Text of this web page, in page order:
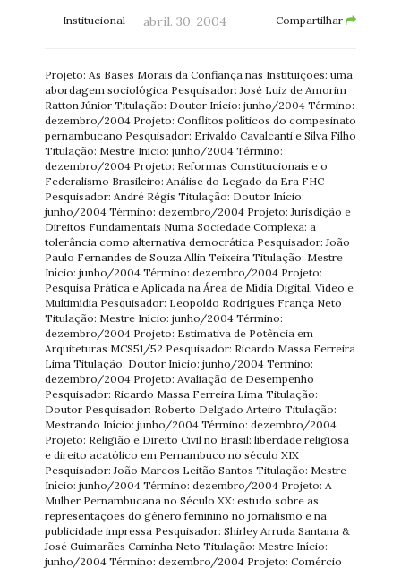
Institucional abril. 30, 2004 Compartilhar
Projeto: As Bases Morais da Confiança nas Instituições: uma
abordagem sociológica Pesquisador: José Luiz de Amorim
Ratton Júnior Titulação: Doutor Início: junho/2004 Término:
dezembro/2004 Projeto: Conflitos políticos do compesinato
pernambucano Pesquisador: Erivaldo Cavalcanti e Silva Filho
Titulação: Mestre Início: junho/2004 Término:
dezembro/2004 Projeto: Reformas Constitucionais e o
Federalismo Brasileiro: Análise do Legado da Era FHC
Pesquisador: André Régis Titulação: Doutor Início:
junho/2004 Término: dezembro/2004 Projeto: Jurisdição e
Direitos Fundamentais Numa Sociedade Complexa: a
tolerância como alternativa democrática Pesquisador: João
Paulo Fernandes de Souza Allin Teixeira Titulação: Mestre
Início: junho/2004 Término: dezembro/2004 Projeto:
Pesquisa Prática e Aplicada na Área de Mídia Digital, Vídeo e
Multimídia Pesquisador: Leopoldo Rodrigues França Neto
Titulação: Mestre Início: junho/2004 Término:
dezembro/2004 Projeto: Estimativa de Potência em
Arquiteturas MCS51/52 Pesquisador: Ricardo Massa Ferreira
Lima Titulação: Doutor Início: junho/2004 Término:
dezembro/2004 Projeto: Avaliação de Desempenho
Pesquisador: Ricardo Massa Ferreira Lima Titulação:
Doutor Pesquisador: Roberto Delgado Arteiro Titulação:
Mestrando Início: junho/2004 Término: dezembro/2004
Projeto: Religião e Direito Civil no Brasil: liberdade religiosa
e direito acatólico em Pernambuco no século XIX
Pesquisador: João Marcos Leitão Santos Titulação: Mestre
Início: junho/2004 Término: dezembro/2004 Projeto: A
Mulher Pernambucana no Século XX: estudo sobre as
representações do gênero feminino no jornalismo e na
publicidade impressa Pesquisador: Shirley Arruda Santana &
José Guimarães Caminha Neto Titulação: Mestre Início:
junho/2004 Término: dezembro/2004 Projeto: Comércio